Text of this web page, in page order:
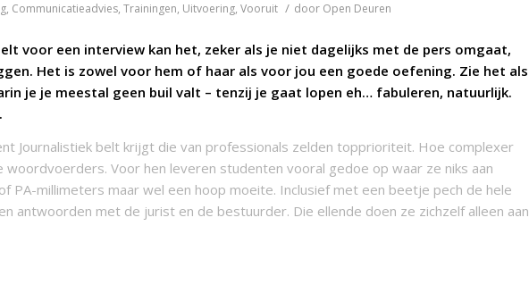
, Communicatieadvies, Trainingen, Uitvoering, Vooruit / door Open Deuren
voor een interview kan het, zeker als je niet dagelijks met de pers omgaat,
Het is zowel voor hem of haar als voor jou een goede oefening. Zie het als
je je meestal geen buil valt – tenzij je gaat lopen eh… fabuleren, natuurlijk.
.
Journalistiek belt krijgt die van professionals zelden topprioriteit. Hoe complexer
Voor hen leveren studenten vooral gedoe op waar ze niks aan
PA-millimeters maar wel een hoop moeite. Inclusief met een beetje pech de hele
antwoorden met de jurist en de bestuurder. Die ellende doen ze zichzelf alleen aan